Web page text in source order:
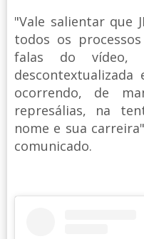
"Vale salientar que
todos os
falas do vídeo,
ocorrendo, de
represálias, na
nome e sua
comunicado.